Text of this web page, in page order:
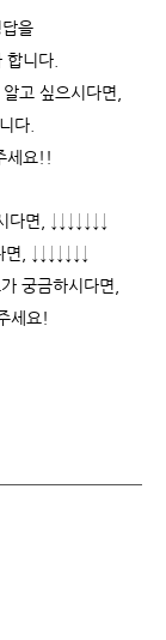
을
니다.
고 싶으시다면,
다.
세요!!
면, ↓↓↓↓↓↓↓
, ↓↓↓↓↓↓↓
궁금하시다면,
세요!